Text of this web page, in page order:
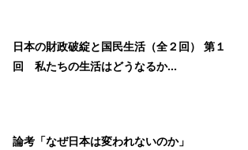
日本の財政破綻と国民生活（全２回） 第１
回 私たちの生活はどうなるか...
論考「なぜ日本は変われないのか」